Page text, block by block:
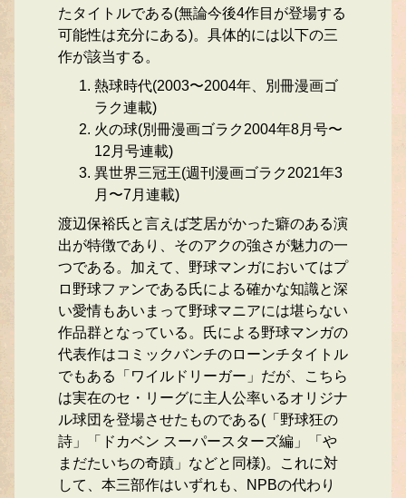
たタイトルである(無論今後4作目が登場する
可能性は充分にある)。具体的には以下の三
作が該当する。
熱球時代(2003〜2004年、別冊漫画ゴ
ラク連載)
火の球(別冊漫画ゴラク2004年8月号〜
12月号連載)
異世界三冠王(週刊漫画ゴラク2021年3
月〜7月連載)
渡辺保裕氏と言えば芝居がかった癖のある演
出が特徴であり、そのアクの強さが魅力の一
つである。加えて、野球マンガにおいてはプ
ロ野球ファンである氏による確かな知識と深
い愛情もあいまって野球マニアには堪らない
作品群となっている。氏による野球マンガの
代表作はコミックバンチのローンチタイトル
でもある「ワイルドリーガー」だが、こちら
は実在のセ・リーグに主人公率いるオリジナ
ル球団を登場させたものである(「野球狂の
詩」「ドカベン スーパースターズ編」「や
まだたいちの奇蹟」などと同様)。これに対
して、本三部作はいずれも、NPBの代わり